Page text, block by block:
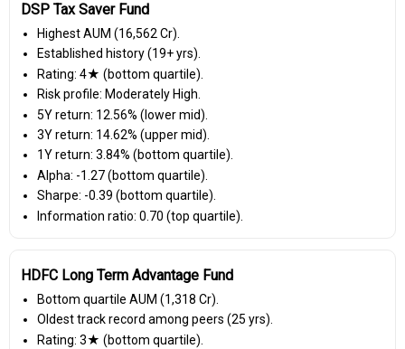
DSP Tax Saver Fund
Highest AUM (₹16,562 Cr).
Established history (19+ yrs).
Rating: 4★ (bottom quartile).
Risk profile: Moderately High.
5Y return: 12.56% (lower mid).
3Y return: 14.62% (upper mid).
1Y return: 3.84% (bottom quartile).
Alpha: -1.27 (bottom quartile).
Sharpe: -0.39 (bottom quartile).
Information ratio: 0.70 (top quartile).
HDFC Long Term Advantage Fund
Bottom quartile AUM (₹1,318 Cr).
Oldest track record among peers (25 yrs).
Rating: 3★ (bottom quartile).